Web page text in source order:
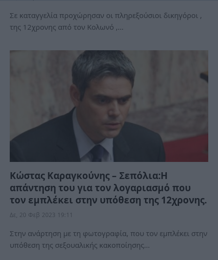
Σε καταγγελία προχώρησαν οι πληρεξούσιοι δικηγόροι ,
της 12χρονης από τον Κολωνό ,…
Κώστας Καραγκούνης – Σεπόλια:Η
απάντηση του για τον λογαριασμό που
τον εμπλέκει στην υπόθεση της 12χρονης.
Δε, 20 Φεβ 2023 19:11
Στην ανάρτηση με τη φωτογραφία, που τον εμπλέκει στην
υπόθεση της σεξουαλικής κακοποίησης…